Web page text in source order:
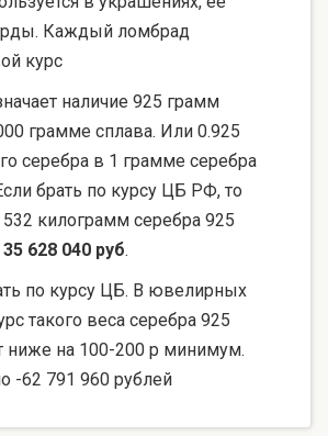
Каждый ломбрад
курс
наличие 925 грамм
грамме сплава. Или 0.925
серебра в 1 грамме серебра
брать по курсу ЦБ РФ, то
532 килограмм серебра 925
35 628 040 руб.
по курсу ЦБ. В ювелирных
такого веса серебра 925
ниже на 100-200 р минимум.
-62 791 960 рублей